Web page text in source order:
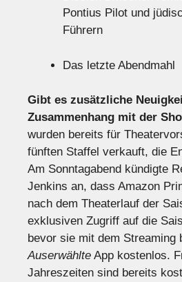
Pontius Pilot und
Führern
Das letzte Abendmahl
Gibt es zusätzliche
Zusammenhang mit der
wurden bereits für
fünften Staffel verkauft, die
Am Sonntagabend kündigte
Jenkins an, dass Amazon
nach dem Theaterlauf der
exklusiven Zugriff auf die
bevor sie mit dem Streaming
Auserwählte App kostenlos.
Jahreszeiten sind bereits